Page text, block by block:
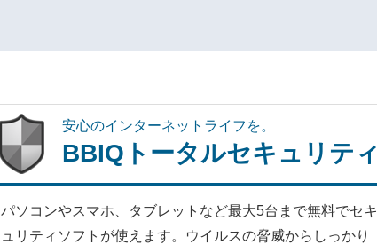
安心のインターネットライフを。
BBIQトータルセキュリティ
パソコンやスマホ、タブレットなど最大5台まで無料でセキ
ュリティソフトが使えます。ウイルスの脅威からしっかり